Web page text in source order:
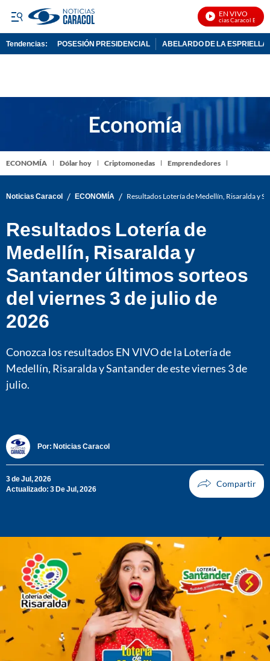
EN VIVO
Noticias Caracol En Vivo
Tendencias: POSESIÓN PRESIDENCIAL ABELARDO DE LA ESPRIELLA
ECONOMÍA Dólar hoy Criptomonedas Emprendedores
Noticias Caracol / ECONOMÍA / Resultados Lotería de Medellín, Risaralda y
Resultados Lotería de
Medellín, Risaralda y
Santander últimos sorteos
del viernes 3 de julio de
2026
Conozca los resultados EN VIVO de la Lotería de
Medellín, Risaralda y Santander de este viernes 3 de
julio.
Por: Noticias Caracol
3 de Jul, 2026
Actualizado: 3 De Jul, 2026